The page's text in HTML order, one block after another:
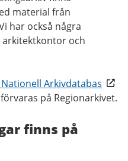
material från
har också några
och
Arkivdatabas
på Regionarkivet.
finns på